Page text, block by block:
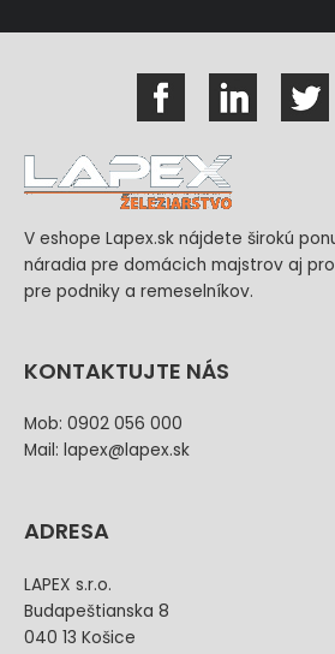
V eshope Lapex.sk nájdete širokú
náradia pre domácich majstrov aj
pre podniky a remeselníkov.
KONTAKTUJTE NÁS
Mob: 0902 056 000
Mail: lapex@lapex.sk
ADRESA
LAPEX s.r.o.
Budapeštianska 8
040 13 Košice